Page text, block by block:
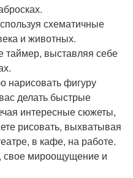
схематичные
и животных.
таймер, выставляя себе
нарисовать фигуру
делать быстрые
интересные сюжеты,
рисовать, выхватывая
в кафе, на работе.
свое мироощущение и